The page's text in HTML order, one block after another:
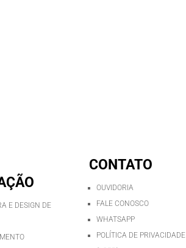
E DESIGN DE
CONTATO
OUVIDORIA
FALE CONOSCO
WHATSAPP
POLÍTICA DE PRIVACIDADE